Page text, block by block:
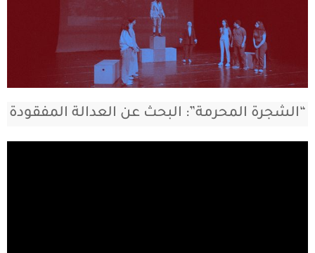
“الشجرة المحرمة”: البحث عن العدالة المفقودة